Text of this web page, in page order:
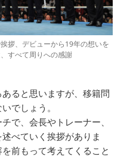
拶、デビューから19年の想いを
すべて周りへの感謝
ると思いますが、移籍問
でしょう。
で、会長やトレーナー、
べていく挨拶がありま
前もって考えてくること